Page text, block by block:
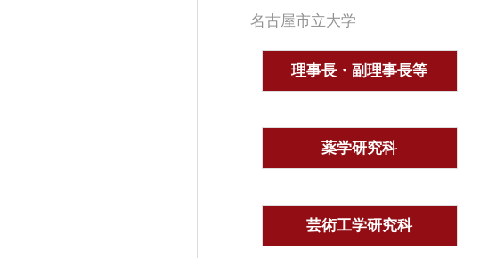
名古屋市立大学
理事長・副理事長等
薬学研究科
芸術工学研究科